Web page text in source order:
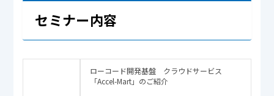
セミナー内容
ローコード開発基盤 クラウドサービス
「Accel-Mart」のご紹介